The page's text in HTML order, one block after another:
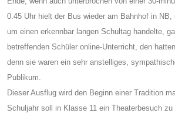
0.45 Uhr hielt der Bus wieder am Bahnhof in
um einen erkennbar langen Schultag handelte,
betreffenden Schüler online-Unterricht, den
denn sie waren ein sehr anstelliges,
Publikum.
Dieser Ausflug wird den Beginn einer Tradition
Schuljahr soll in Klasse 11 ein Theaterbesuch